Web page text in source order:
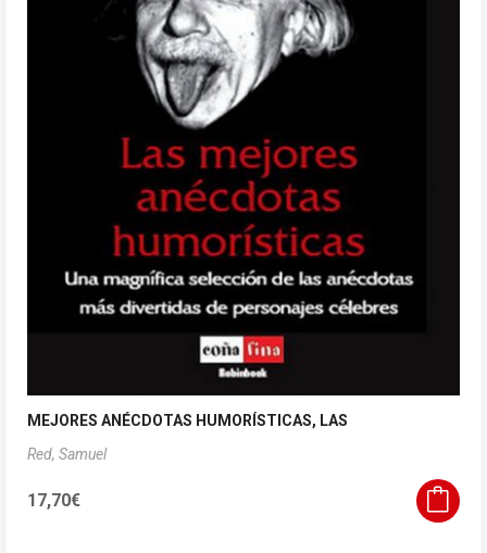
MEJORES ANÉCDOTAS HUMORÍSTICAS, LAS
Red, Samuel
17,70€